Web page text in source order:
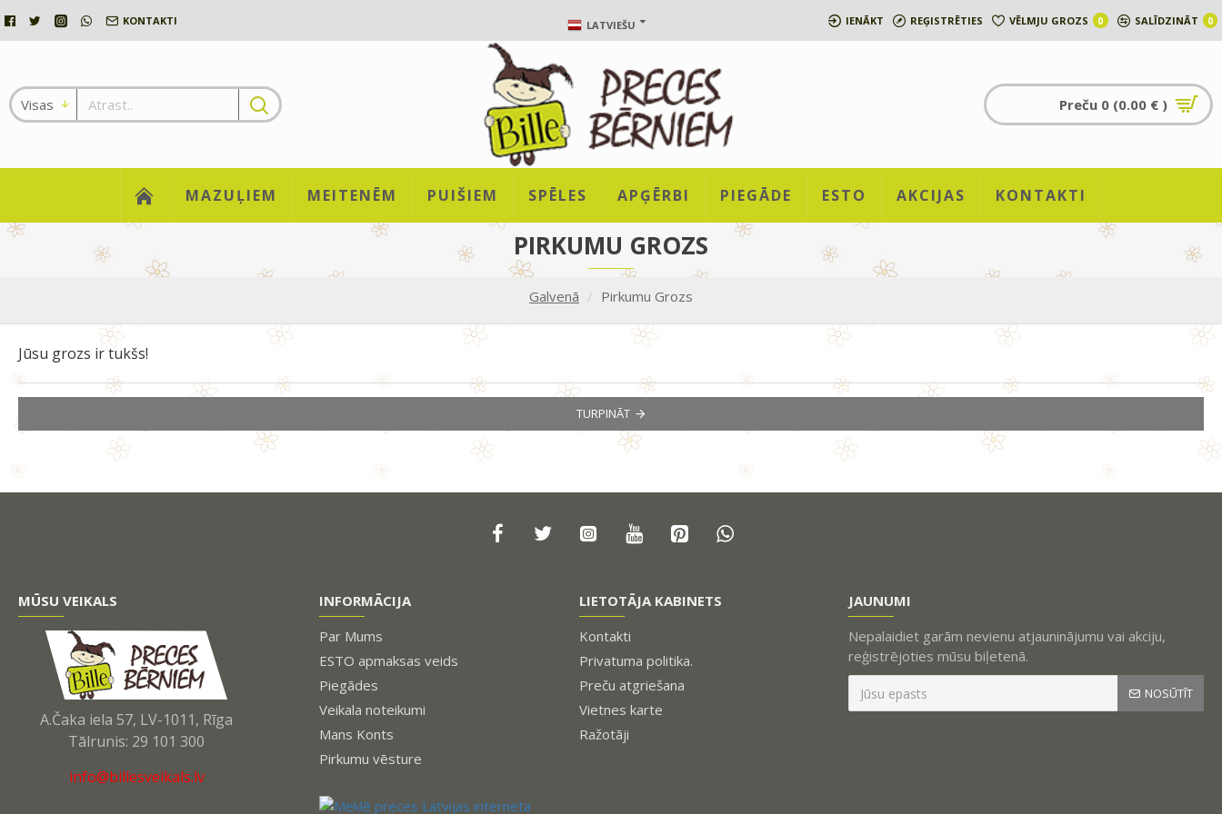
KONTAKTI LATVIEŠU IENĀKT REĢISTRĒTIES VĒLMJU GROZS 0 SALĪDZINĀT 0
Visas Preču 0 (0.00 € )
MAZUĻIEM MEITENĒM PUIŠIEM SPĒLES APĢĒRBI PIEGĀDE ESTO AKCIJAS KONTAKTI
Galvenā Pirkumu Grozs
PIRKUMU GROZS
Jūsu grozs ir tukšs!
TURPINĀT
MŪSU VEIKALS
A.Čaka iela 57, LV-1011, Rīga
Tālrunis: 29 101 300
info@billesveikals.lv
INFORMĀCIJA
Par Mums
ESTO apmaksas veids
Piegādes
Veikala noteikumi
Mans Konts
Pirkumu vēsture
LIETOTĀJA KABINETS
Kontakti
Privatuma politika.
Preču atgriešana
Vietnes karte
Ražotāji
JAUNUMI
Nepalaidiet garām nevienu atjauninājumu vai akciju,
reģistrējoties mūsu biļetenā.
NOSŪTĪT